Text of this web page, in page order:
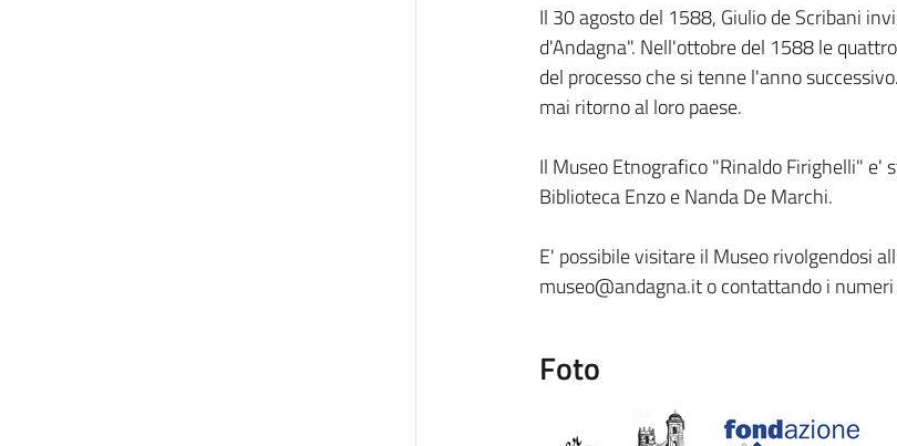
Il 30 agosto del 1588, Giulio de Scribani
d'Andagna". Nell'ottobre del 1588 le
del processo che si tenne l'anno
mai ritorno al loro paese.
Il Museo Etnografico "Rinaldo Firighelli" e'
Biblioteca Enzo e Nanda De Marchi.
E' possibile visitare il Museo rivolgendosi
museo@andagna.it o contattando i
Foto